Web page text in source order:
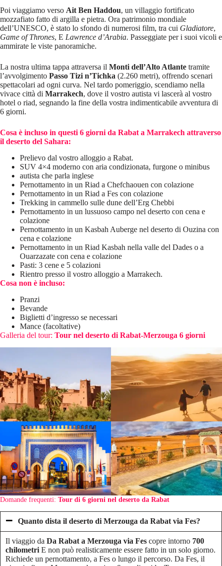
Poi viaggiamo verso Ait Ben Haddou, un villaggio fortificato
mozzafiato fatto di argilla e pietra. Ora patrimonio mondiale
dell’UNESCO, è stato lo sfondo di numerosi film, tra cui Gladiatore,
Game of Thrones, E Lawrence d’Arabia. Passeggiate per i suoi vicoli e
ammirate le viste panoramiche.
La nostra ultima tappa attraversa il Monti dell’Alto Atlante tramite
l’avvolgimento Passo Tizi n’Tichka (2.260 metri), offrendo scenari
spettacolari ad ogni curva. Nel tardo pomeriggio, scendiamo nella
vivace città di Marrakech, dove il vostro autista vi lascerà al vostro
hotel o riad, segnando la fine della vostra indimenticabile avventura di
6 giorni.
Cosa è incluso in questi 6 giorni da Rabat a Marrakech attraverso
il deserto del Sahara:
Prelievo dal vostro alloggio a Rabat.
SUV 4×4 moderno con aria condizionata, furgone o minibus
autista che parla inglese
Pernottamento in un Riad a Chefchaouen con colazione
Pernottamento in un Riad a Fes con colazione
Trekking in cammello sulle dune dell’Erg Chebbi
Pernottamento in un lussuoso campo nel deserto con cena e
colazione
Pernottamento in un Kasbah Auberge nel deserto di Ouzina con
cena e colazione
Pernottamento in un Riad Kasbah nella valle del Dades o a
Ouarzazate con cena e colazione
Pasti: 3 cene e 5 colazioni
Rientro presso il vostro alloggio a Marrakech.
Cosa non è incluso:
Pranzi
Bevande
Biglietti d’ingresso se necessari
Mance (facoltative)
Galleria del tour: Tour nel deserto di Rabat-Merzouga 6 giorni
Domande frequenti: Tour di 6 giorni nel deserto da Rabat
Quanto dista il deserto di Merzouga da Rabat via Fes?
Il viaggio da Da Rabat a Merzouga via Fes copre intorno 700
chilometri E non può realisticamente essere fatto in un solo giorno.
Richiede un pernottamento, a Fes o lungo il percorso. Da Fes, il